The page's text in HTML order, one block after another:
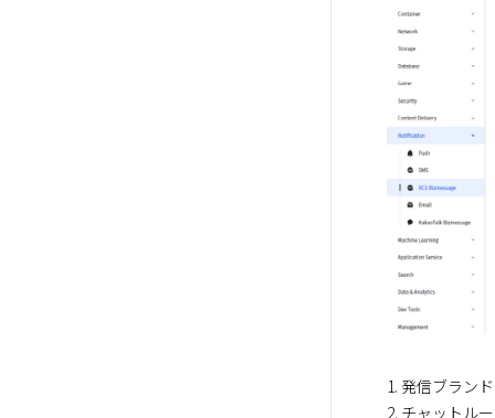
1. 発信ブラン
2. チャットル